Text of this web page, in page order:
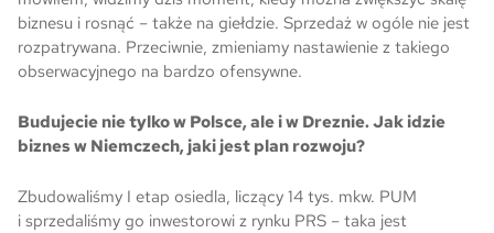
biznesu i rosnąć – także na giełdzie. Sprzedaż w ogóle nie jest
rozpatrywana. Przeciwnie, zmieniamy nastawienie z takiego
obserwacyjnego na bardzo ofensywne.
Budujecie nie tylko w Polsce, ale i w Dreznie. Jak idzie
biznes w Niemczech, jaki jest plan rozwoju?
Zbudowaliśmy I etap osiedla, liczący 14 tys. mkw. PUM
i sprzedaliśmy go inwestorowi z rynku PRS – taka jest